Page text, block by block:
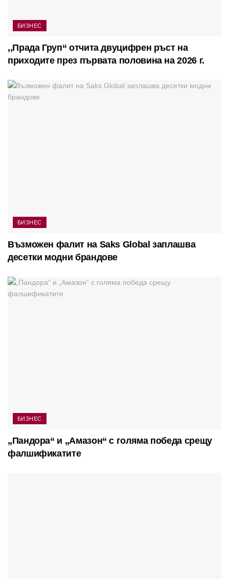
БИЗНЕС
,,Прада Груп“ отчита двуцифрен ръст на
приходите през първата половина на 2026 г.
БИЗНЕС
Възможен фалит на Saks Global заплашва
десетки модни брандове
БИЗНЕС
„Пандора“ и „Амазон“ с голяма победа срещу
фалшификатите